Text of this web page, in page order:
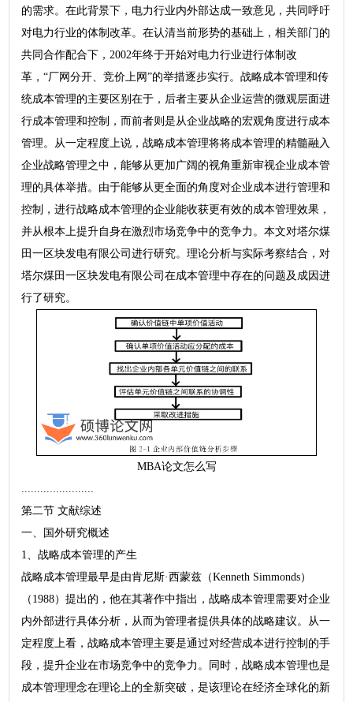
的需求。在此背景下，电力行业内外部达成一致意见，共同呼吁
对电力行业的体制改革。在认清当前形势的基础上，相关部门的
共同合作配合下，2002年终于开始对电力行业进行体制改
革，“厂网分开、竞价上网”的举措逐步实行。战略成本管理和传
统成本管理的主要区别在于，后者主要从企业运营的微观层面进
行成本管理和控制，而前者则是从企业战略的宏观角度进行成本
管理。从一定程度上说，战略成本管理将将成本管理的精髓融入
企业战略管理之中，能够从更加广阔的视角重新审视企业成本管
理的具体举措。由于能够从更全面的角度对企业成本进行管理和
控制，进行战略成本管理的企业能收获更有效的成本管理效果，
并从根本上提升自身在激烈市场竞争中的竞争力。本文对塔尔煤
田一区块发电有限公司进行研究。理论分析与实际考察结合，对
塔尔煤田一区块发电有限公司在成本管理中存在的问题及成因进
行了研究。
MBA论文怎么写
第二节 文献综述
一、国外研究概述
1、战略成本管理的产生
战略成本管理最早是由肯尼斯·西蒙兹（Kenneth Simmonds）
（1988）提出的，他在其著作中指出，战略成本管理需要对企业
内外部进行具体分析，从而为管理者提供具体的战略建议。从一
定程度上看，战略成本管理主要是通过对经营成本进行控制的手
段，提升企业在市场竞争中的竞争力。同时，战略成本管理也是
成本管理理念在理论上的全新突破，是该理论在经济全球化的新